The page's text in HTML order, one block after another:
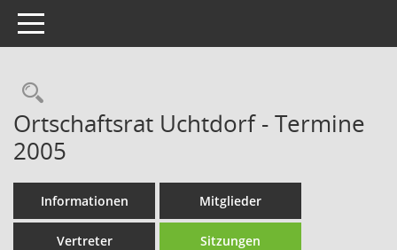
Toggle navigation
Rechercheauswahl
Ortschaftsrat Uchtdorf - Termine
2005
Informationen Mitglieder
Vertreter Sitzungen